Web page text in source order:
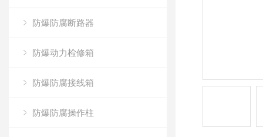
防爆防腐断路器
防爆动力检修箱
防爆防腐接线箱
防爆防腐操作柱